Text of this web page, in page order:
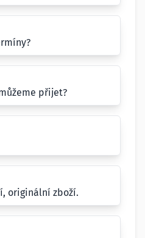
přijet?
originální zboží.